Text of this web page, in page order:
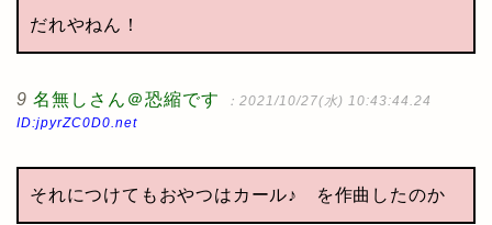
だれやねん！
9 名無しさん＠恐縮です
：2021/10/27(水) 10:43:44.24
ID:jpyrZC0D0.net
それにつけてもおやつはカール♪ を作曲したのか